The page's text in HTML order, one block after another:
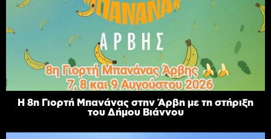
Η 8η Γιορτή Μπανάνας στην Άρβη με τη στήριξη
του Δήμου Βιάννου